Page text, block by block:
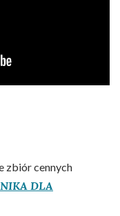
zbiór cennych
DLA